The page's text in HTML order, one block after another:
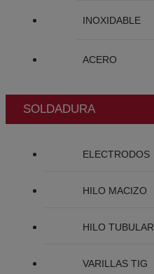
INOXIDABLE
ACERO
SOLDADURA
ELECTRODOS
HILO MACIZO
HILO TUBULAR
VARILLAS TIG